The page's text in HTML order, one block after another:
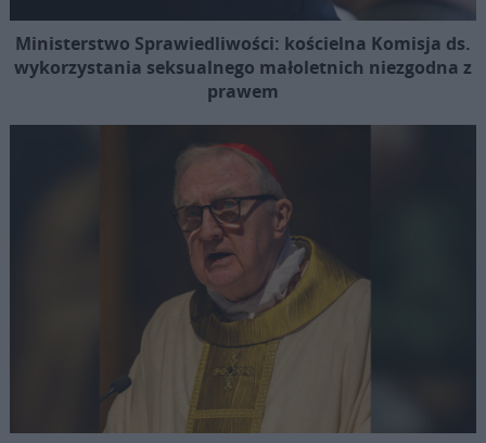
Ministerstwo Sprawiedliwości: kościelna Komisja ds.
wykorzystania seksualnego małoletnich niezgodna z
prawem